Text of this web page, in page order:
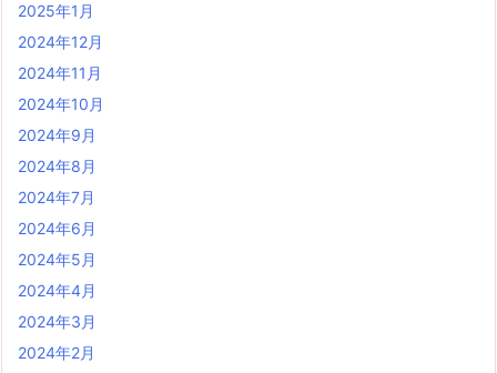
2025年1月
2024年12月
2024年11月
2024年10月
2024年9月
2024年8月
2024年7月
2024年6月
2024年5月
2024年4月
2024年3月
2024年2月